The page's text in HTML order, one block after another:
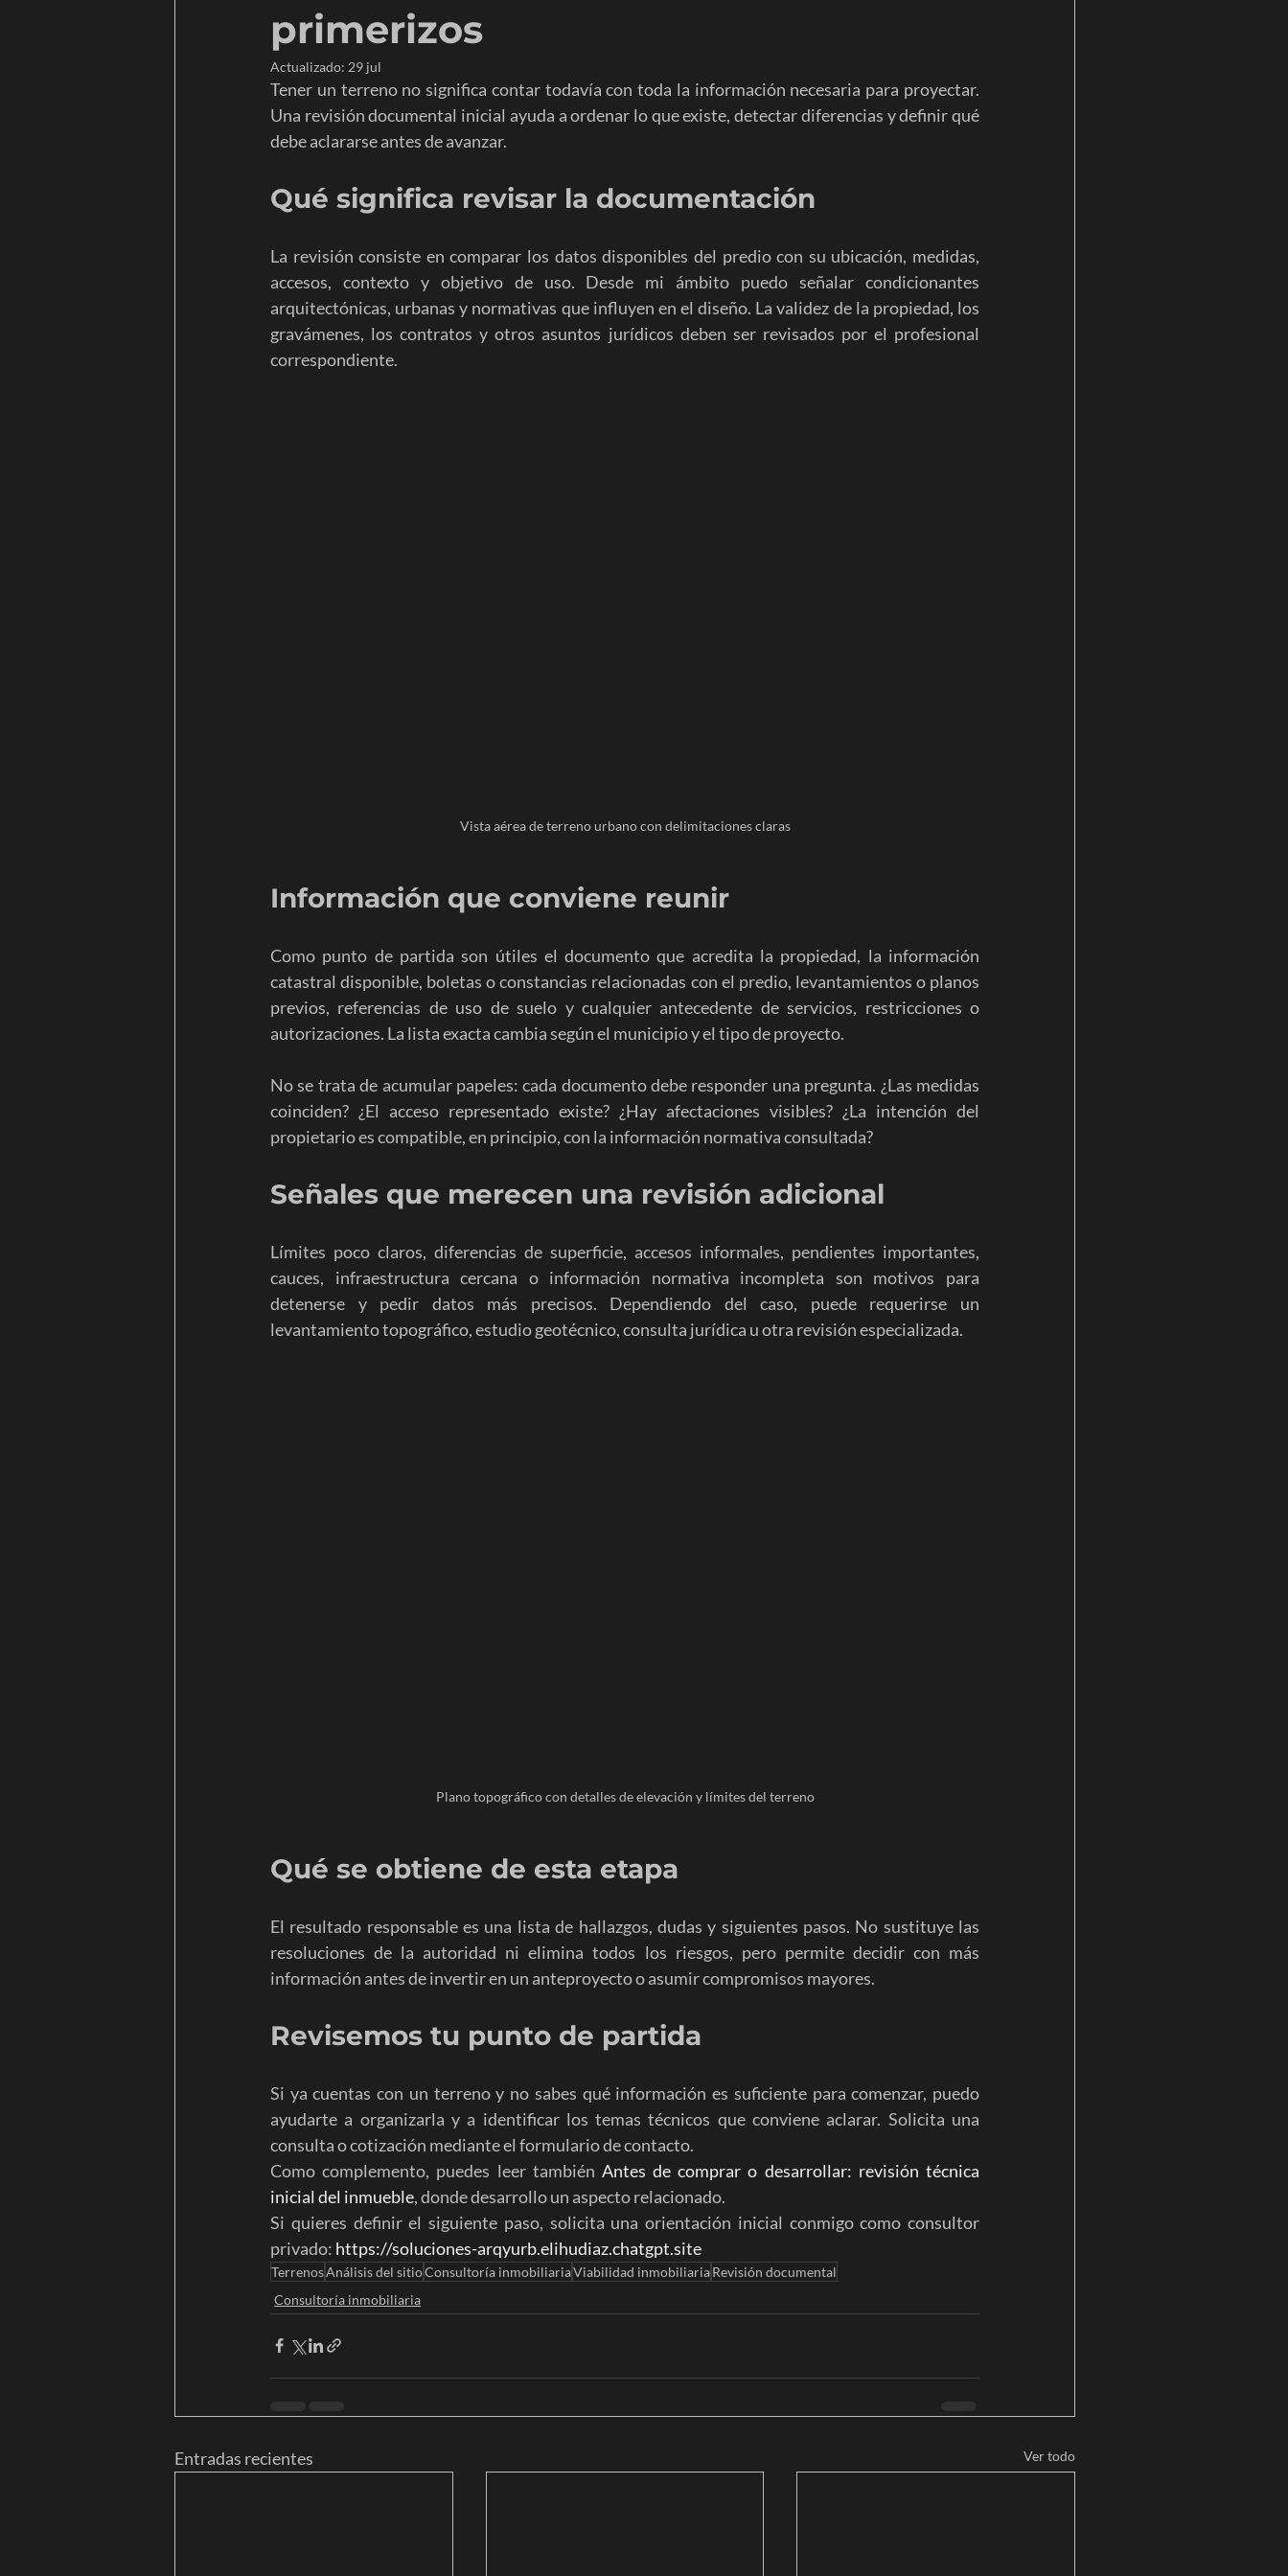
Construcción Software Desarrollo social
Arquitectura bioclimática Presentaciones de proyecto Imagen urbana
primerizos
Actualizado: 29 jul
Tener un terreno no significa contar todavía con toda la información necesaria para proyectar.
Una revisión documental inicial ayuda a ordenar lo que existe, detectar diferencias y definir qué
debe aclararse antes de avanzar.
Qué significa revisar la documentación
La revisión consiste en comparar los datos disponibles del predio con su ubicación, medidas,
accesos, contexto y objetivo de uso. Desde mi ámbito puedo señalar condicionantes
arquitectónicas, urbanas y normativas que influyen en el diseño. La validez de la propiedad, los
gravámenes, los contratos y otros asuntos jurídicos deben ser revisados por el profesional
correspondiente.
Vista aérea de terreno urbano con delimitaciones claras
Información que conviene reunir
Como punto de partida son útiles el documento que acredita la propiedad, la información
catastral disponible, boletas o constancias relacionadas con el predio, levantamientos o planos
previos, referencias de uso de suelo y cualquier antecedente de servicios, restricciones o
autorizaciones. La lista exacta cambia según el municipio y el tipo de proyecto.
No se trata de acumular papeles: cada documento debe responder una pregunta. ¿Las medidas
coinciden? ¿El acceso representado existe? ¿Hay afectaciones visibles? ¿La intención del
propietario es compatible, en principio, con la información normativa consultada?
Señales que merecen una revisión adicional
Límites poco claros, diferencias de superficie, accesos informales, pendientes importantes,
cauces, infraestructura cercana o información normativa incompleta son motivos para
detenerse y pedir datos más precisos. Dependiendo del caso, puede requerirse un
levantamiento topográfico, estudio geotécnico, consulta jurídica u otra revisión especializada.
Plano topográfico con detalles de elevación y límites del terreno
Qué se obtiene de esta etapa
El resultado responsable es una lista de hallazgos, dudas y siguientes pasos. No sustituye las
resoluciones de la autoridad ni elimina todos los riesgos, pero permite decidir con más
información antes de invertir en un anteproyecto o asumir compromisos mayores.
Revisemos tu punto de partida
Si ya cuentas con un terreno y no sabes qué información es suficiente para comenzar, puedo
ayudarte a organizarla y a identificar los temas técnicos que conviene aclarar. Solicita una
consulta o cotización mediante el formulario de contacto.
Como complemento, puedes leer también Antes de comprar o desarrollar: revisión técnica
inicial del inmueble, donde desarrollo un aspecto relacionado.
Si quieres definir el siguiente paso, solicita una orientación inicial conmigo como consultor
privado: https://soluciones-arqyurb.elihudiaz.chatgpt.site
TerrenosAnálisis del sitioConsultoría inmobiliariaViabilidad inmobiliariaRevisión documental
Consultoría inmobiliaria
Entradas recientes Ver todo